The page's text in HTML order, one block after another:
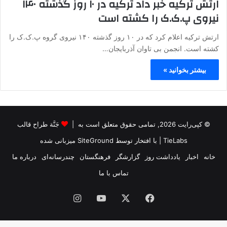
ارتش ترکیه خبر داد ترکیه در ۱۰ روز گذشته ۱۴۰
نیروی پ.ک.ک را کشته است
ارتش ترکیه اعلام کرد که در ۱۰ روز گذشته ۱۴۰ نیروی گروه پ.ک.ک را
کشته است. انجمن بی تاوان آذربایجان…
بیشتر بخوانید »
© کپی‌رایت 2026, تمامی حقوق متعلق است به |
جَنَّة طراح قالب
TieLabs | با افتخار توسط SiteGround میزبانی شده
خانه
اخبار یادداشت روز گزارشگر فرهنگستان چندرسانه‌ای
درباره ما
تماس با ما
فیس
بوک
یوتیوب